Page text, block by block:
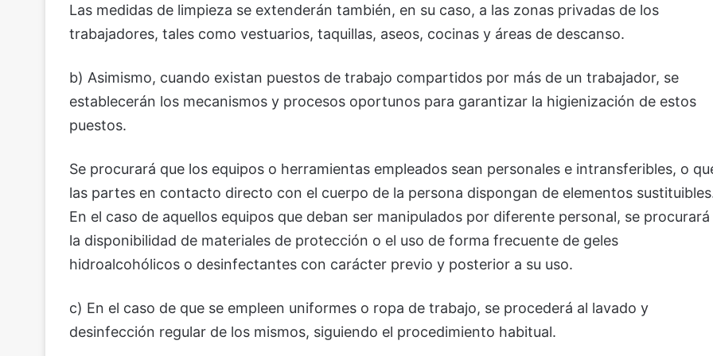
Las medidas de limpieza se extenderán también, en su caso, a las zonas privadas de los
trabajadores, tales como vestuarios, taquillas, aseos, cocinas y áreas de descanso.
b) Asimismo, cuando existan puestos de trabajo compartidos por más de un trabajador, se
establecerán los mecanismos y procesos oportunos para garantizar la higienización de estos
puestos.
Se procurará que los equipos o herramientas empleados sean personales e intransferibles, o
las partes en contacto directo con el cuerpo de la persona dispongan de elementos
En el caso de aquellos equipos que deban ser manipulados por diferente personal, se procurará
la disponibilidad de materiales de protección o el uso de forma frecuente de geles
hidroalcohólicos o desinfectantes con carácter previo y posterior a su uso.
c) En el caso de que se empleen uniformes o ropa de trabajo, se procederá al lavado y
desinfección regular de los mismos, siguiendo el procedimiento habitual.